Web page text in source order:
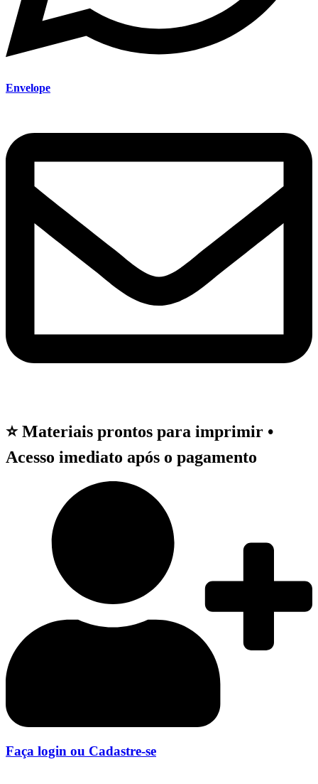
Envelope
⭐ Materiais prontos para imprimir •
Acesso imediato após o pagamento
Faça login ou Cadastre-se